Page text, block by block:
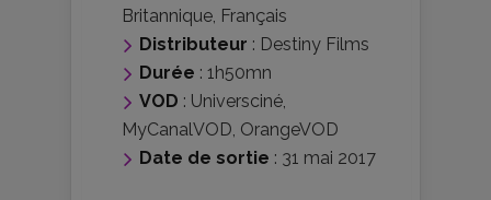
Britannique, Français
Distributeur : Destiny Films
Durée : 1h50mn
VOD : Universciné,
MyCanalVOD, OrangeVOD
Date de sortie : 31 mai 2017